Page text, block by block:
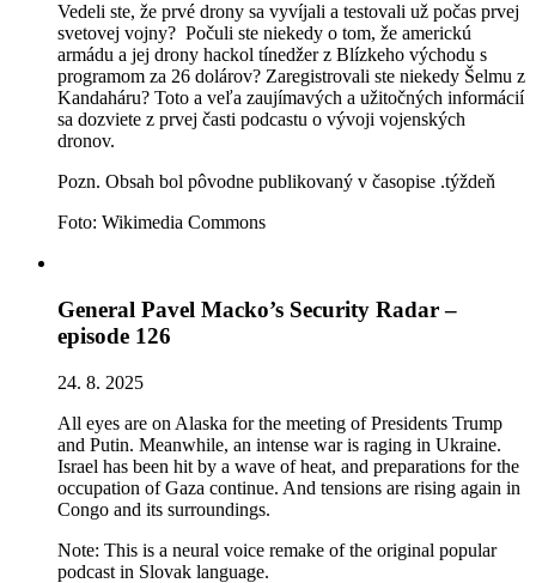
Vedeli ste, že prvé drony sa vyvíjali a testovali už počas prvej
svetovej vojny? Počuli ste niekedy o tom, že americkú
armádu a jej drony hackol tínedžer z Blízkeho východu s
programom za 26 dolárov? Zaregistrovali ste niekedy Šelmu z
Kandaháru? Toto a veľa zaujímavých a užitočných informácií
sa dozviete z prvej časti podcastu o vývoji vojenských
dronov.
Pozn. Obsah bol pôvodne publikovaný v časopise .týždeň
Foto: Wikimedia Commons
General Pavel Macko’s Security Radar –
episode 126
24. 8. 2025
All eyes are on Alaska for the meeting of Presidents Trump
and Putin. Meanwhile, an intense war is raging in Ukraine.
Israel has been hit by a wave of heat, and preparations for the
occupation of Gaza continue. And tensions are rising again in
Congo and its surroundings.
Note: This is a neural voice remake of the original popular
podcast in Slovak language.